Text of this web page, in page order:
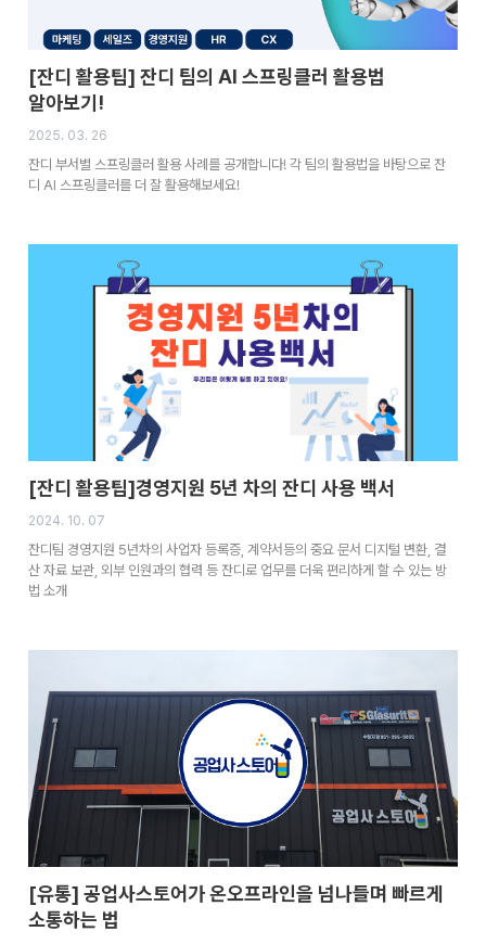
[잔디 활용팁] 잔디 팀의 AI 스프링클러 활용법
알아보기!
2025. 03. 26
잔디 부서별 스프링클러 활용 사례를 공개합니다! 각 팀의 활용법을 바탕으로 잔
디 AI 스프링클러를 더 잘 활용해보세요!
[잔디 활용팁]경영지원 5년 차의 잔디 사용 백서
2024. 10. 07
잔디팀 경영지원 5년차의 사업자 등록증, 계약서등의 중요 문서 디지털 변환, 결
산 자료 보관, 외부 인원과의 협력 등 잔디로 업무를 더욱 편리하게 할 수 있는 방
법 소개
[유통] 공업사스토어가 온오프라인을 넘나들며 빠르게
소통하는 법